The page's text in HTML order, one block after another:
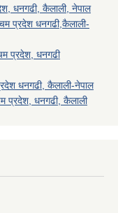
धनगढी, कैलाली, नेपाल
प्रदेश धनगढी,कैलाली-
प्रदेश, धनगढी
धनगढी, कैलाली-नेपाल
प्रदेश, धनगढी, कैलाली